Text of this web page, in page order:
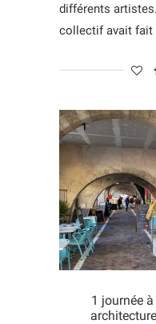
différents
collectif avait fait
1 journée